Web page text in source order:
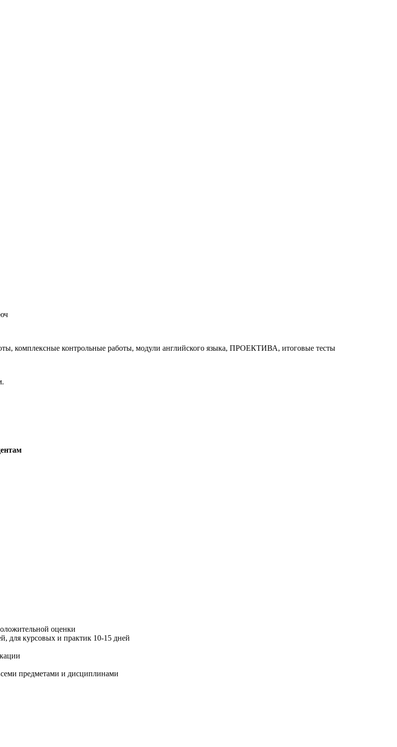
комплексные контрольные работы, модули английского языка, ПРОЕКТИВА, итоговые тесты
оценки
для курсовых и практик 10-15 дней
предметами и дисциплинами